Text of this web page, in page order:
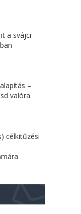
a svájci
–
valóra
célkitűzési